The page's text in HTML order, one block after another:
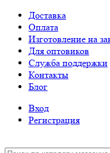
Доставка
Оплата
Изготовление на
Для оптовиков
Служба поддержки
Контакты
Блог
Вход
Регистрация